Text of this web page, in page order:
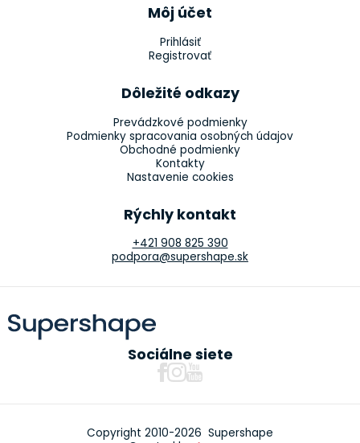
Môj účet
Prihlásiť
Registrovať
Dôležité odkazy
Prevádzkové podmienky
Podmienky spracovania osobných údajov
Obchodné podmienky
Kontakty
Nastavenie cookies
Rýchly kontakt
+421 908 825 390
podpora@supershape.sk
Sociálne siete
Copyright 2010-2026 Supershape